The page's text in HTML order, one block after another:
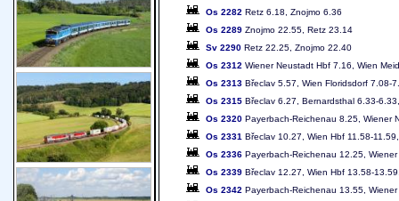
Os 2282 Retz 6.18, Znojmo 6.36
Os 2289 Znojmo 22.55, Retz 23.14
Sv 2290 Retz 22.25, Znojmo 22.40
Os 2312 Wiener Neustadt Hbf 7.16, Wien
Os 2313 Břeclav 5.57, Wien Floridsdorf 7.08-
Os 2315 Břeclav 6.27, Bernardsthal 6.33-
Os 2320 Payerbach-Reichenau 8.25, Wiener
Os 2331 Břeclav 10.27, Wien Hbf 11.58-
Os 2336 Payerbach-Reichenau 12.25,
Os 2339 Břeclav 12.27, Wien Hbf 13.58-
Os 2342 Payerbach-Reichenau 13.55,